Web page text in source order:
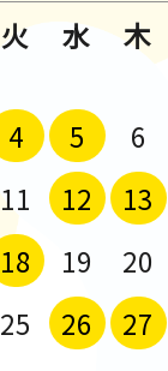
火 水 木
4 5 6
11 12 13
18 19 20
25 26 27